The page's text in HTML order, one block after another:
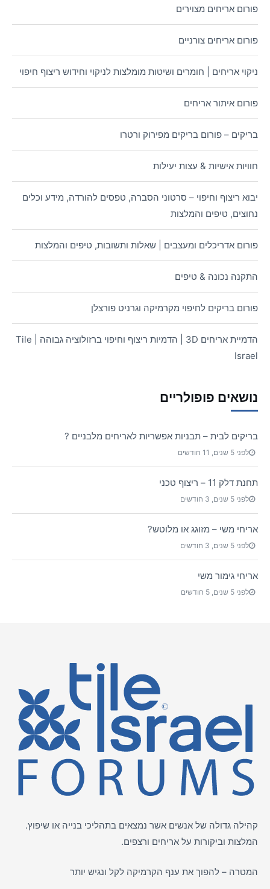
פורום אריחים מצוירים
פורום אריחים צורניים
ניקוי אריחים | חומרים ושיטות מומלצות לניקוי וחידוש ריצוף חיפוי
פורום איתור אריחים
בריקים – פורום בריקים מפירוק ורטרו
חוויות אישיות & עצות יעילות
יבוא ריצוף וחיפוי – סרטוני הסברה, טפסים להורדה, מידע וכלים
נחוצים, טיפים והמלצות
פורום אדריכלים ומעצבים | שאלות ותשובות, טיפים והמלצות
התקנה נכונה & טיפים
פורום בריקים לחיפוי מקרמיקה וגרניט פורצלן
הדמיית אריחים 3D | הדמיות ריצוף וחיפוי ברזולוציה גבוהה | Tile
Israel
נושאים פופולריים
בריקים לבית – תבניות אפשריות לאריחים מלבניים ?
לפני 5 שנים, 11 חודשים
תחנת דלק 11 – ריצוף טכני
לפני 5 שנים, 3 חודשים
אריחי משי – מזוגג או מלוטש?
לפני 5 שנים, 3 חודשים
אריחי גימור משי
לפני 5 שנים, 5 חודשים
קהילה גדולה של אנשים אשר נמצאים בתהליכי בנייה או שיפוץ.
המלצות וביקורות על אריחים ורצפים.
המטרה – להפוך את ענף הקרמיקה לקל ונגיש יותר